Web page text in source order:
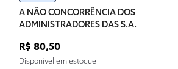
A NÃO CONCORRÊNCIA DOS
ADMINISTRADORES DAS S.A.
R$ 80,50
Disponível em estoque